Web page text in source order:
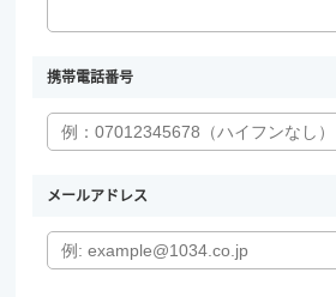
携帯電話番号
メールアドレス